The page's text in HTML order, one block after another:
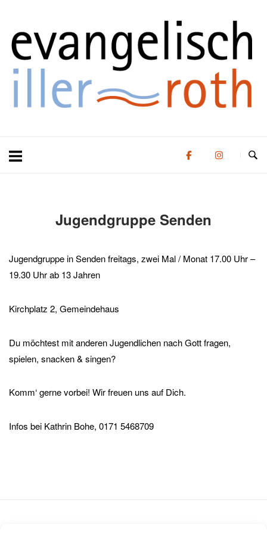
springen
Jugendgruppe Senden
Jugendgruppe in Senden freitags, zwei Mal / Monat 17.00 Uhr –
19.30 Uhr ab 13 Jahren
Kirchplatz 2, Gemeindehaus
Du möchtest mit anderen Jugendlichen nach Gott fragen,
spielen, snacken & singen?
Komm‘ gerne vorbei! Wir freuen uns auf Dich.
Infos bei Kathrin Bohe, 0171 5468709